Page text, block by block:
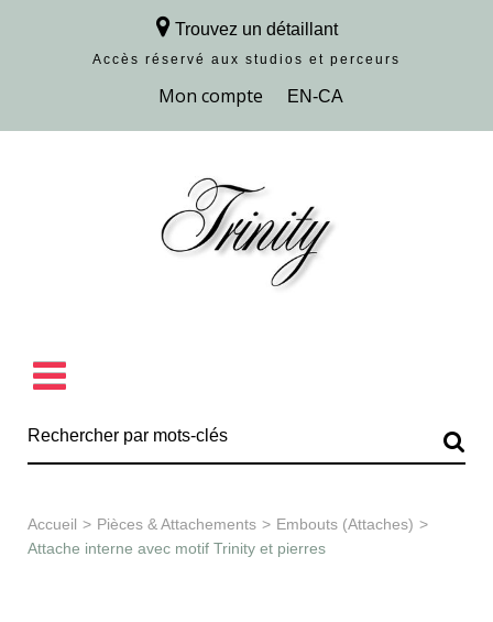
Trouvez un détaillant
Accès réservé aux studios et perceurs
Découvrir la collection
Accueil > Pièces & Attachements > Embouts (Attaches) >
Attache interne avec motif Trinity et pierres